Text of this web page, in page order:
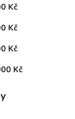
Kč
Kč
Kč
Kč